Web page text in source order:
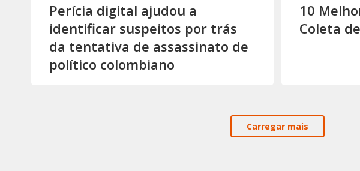
Perícia digital ajudou a
identificar suspeitos por trás
da tentativa de assassinato de
político colombiano
10
Coleta
Carregar mais